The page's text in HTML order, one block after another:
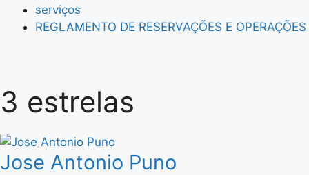
serviços
REGLAMENTO DE RESERVAÇÕES E OPERAÇÕES
3 estrelas
Jose Antonio Puno